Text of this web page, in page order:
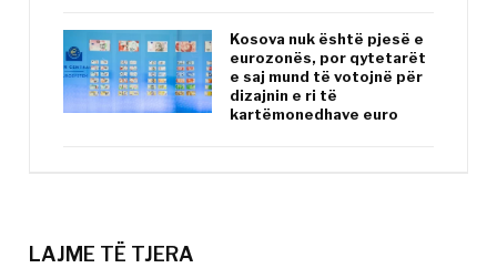
Kosova nuk është pjesë e
eurozonës, por qytetarët
e saj mund të votojnë për
dizajnin e ri të
kartëmonedhave euro
LAJME TË TJERA